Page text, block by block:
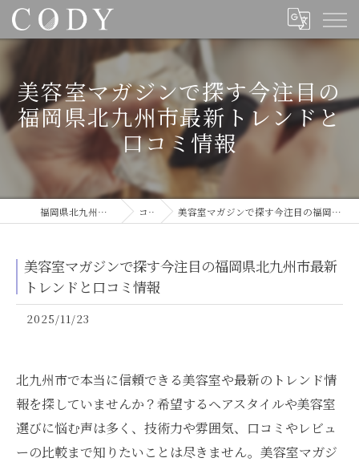
美容室マガジンで探す今注目の
福岡県北九州市最新トレンドと
口コミ情報
福岡県北九州の美容室ならCODY コラム 美容室マガジンで探す今注目の福岡県北九州市最新トレンドと口コミ情報
美容室マガジンで探す今注目の福岡県北九州市最新
トレンドと口コミ情報
2025/11/23
北九州市で本当に信頼できる美容室や最新のトレンド情
報を探していませんか？希望するヘアスタイルや美容室
選びに悩む声は多く、技術力や雰囲気、口コミやレビュ
ーの比較まで知りたいことは尽きません。美容室マガジ